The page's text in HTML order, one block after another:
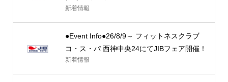
新着情報
●Event Info●26/8/9～ フィットネスクラブ
コ・ス・パ 西神中央24にてJIBフェア開催！
新着情報